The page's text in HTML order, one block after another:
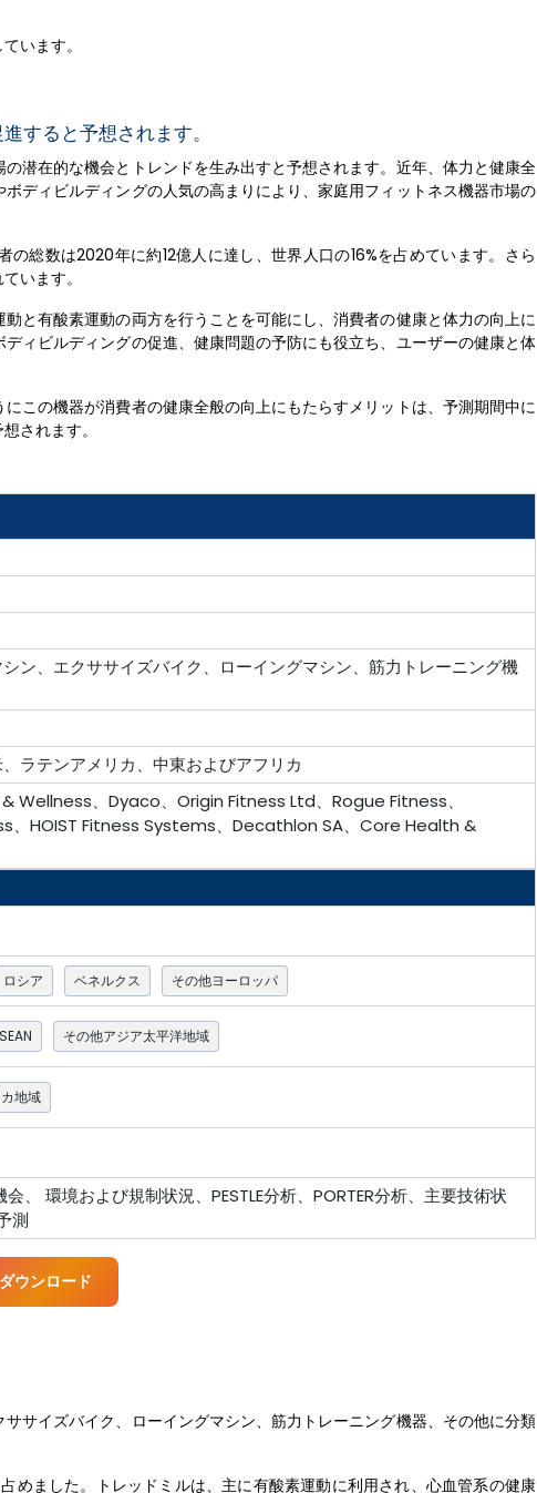
います。
すると予想されます。
潜在的な機会とトレンドを生み出すと予想されます。近年、体力と健康全
ディビルディングの人気の高まりにより、家庭用フィットネス機器市場の
総数は2020年に約12億人に達し、世界人口の16%を占めています。さら
います。
と有酸素運動の両方を行うことを可能にし、消費者の健康と体力の向上に
ィビルディングの促進、健康問題の予防にも役立ち、ユーザーの健康と体
この機器が消費者の健康全般の向上にもたらすメリットは、予測期間中に
されます。
ン、エクササイズバイク、ローイングマシン、筋力トレーニング機
ラテンアメリカ、中東およびアフリカ
Wellness、Dyaco、Origin Fitness Ltd、Rogue Fitness、
、HOIST Fitness Systems、Decathlon SA、Core Health &
ロシア ベネルクス その他ヨーロッパ
その他アジア太平洋地域
地域
、 環境および規制状況、PESTLE分析、PORTER分析、主要技術状
測
ウンロード
サイズバイク、ローイングマシン、筋力トレーニング機器、その他に分類
めました。トレッドミルは、主に有酸素運動に利用され、心血管系の健康